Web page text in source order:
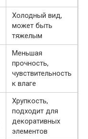
Холодный вид,
может быть
тяжелым
Меньшая
прочность,
чувствительность
к влаге
Хрупкость,
подходит для
декоративных
элементов